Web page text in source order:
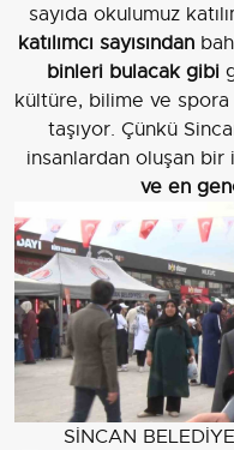
sayıda okulumuz
katılımcı sayısından
binleri bulacak gibi
kültüre, bilime ve spora
taşıyor. Çünkü
insanlardan oluşan bir
ve en
SİNCAN